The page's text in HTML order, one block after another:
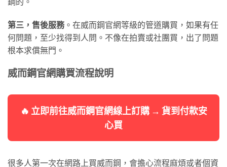
第三，售後服務 。在威而鋼官網等級的管道購買，如果有任
何問題，至少找得到人問。不像在拍賣或社團買，出了問題
根本求償無門。
威而鋼官網購買流程說明
🔥 立即前往威而鋼官網線上訂購 → 貨到付款安
心買
很多人第一次在網路上買威而鋼，會擔心流程麻煩或者個資